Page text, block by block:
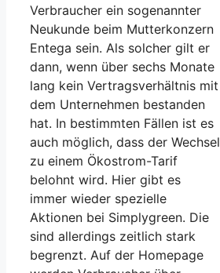
Verbraucher ein sogenannter
Neukunde beim Mutterkonzern
Entega sein. Als solcher gilt er
dann, wenn über sechs Monate
lang kein Vertragsverhältnis mit
dem Unternehmen bestanden
hat. In bestimmten Fällen ist es
auch möglich, dass der Wechsel
zu einem Ökostrom-Tarif
belohnt wird. Hier gibt es
immer wieder spezielle
Aktionen bei Simplygreen. Die
sind allerdings zeitlich stark
begrenzt. Auf der Homepage